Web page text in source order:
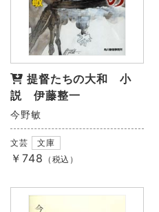
提督たちの大和 小
説 伊藤整一
今野敏
文芸 文庫
￥748 （税込）